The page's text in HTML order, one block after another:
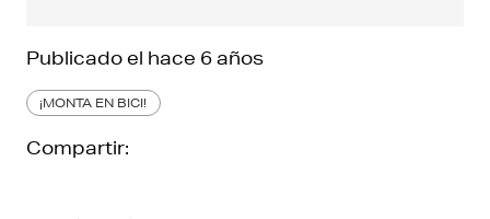
Publicado el hace 6 años
¡MONTA EN BICI!
Compartir: